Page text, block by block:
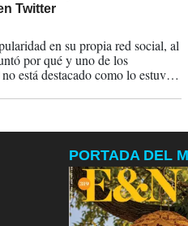
Twitter
en su propia red social, al
por qué y uno de los
está destacado como lo estuvo
PORTADA DEL